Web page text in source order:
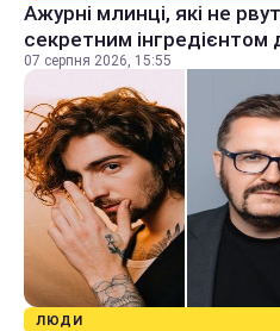
Ажурні млинці, які не
секретним інгредієнтом
07 серпня 2026, 15:55
ЛЮДИ